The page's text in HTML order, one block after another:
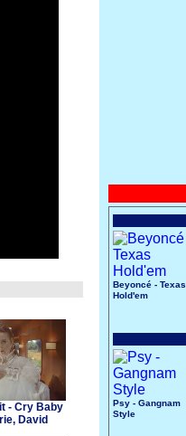
- Cry Baby
David
Beyoncé - Texas
Hold'em
Psy - Gangnam
Style